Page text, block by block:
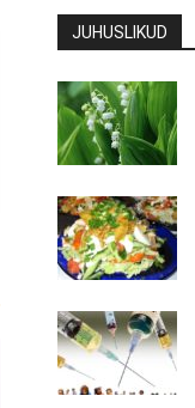
JUHUSLIKUD